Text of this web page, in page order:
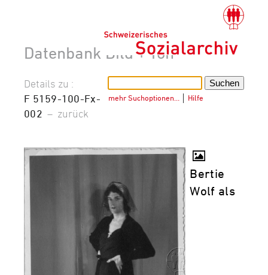
Datenbank Bild + Ton
mehr Suchoptionen… Hilfe
Details zu :
F 5159-100-Fx-
002 – zurück
Bertie
Wolf als